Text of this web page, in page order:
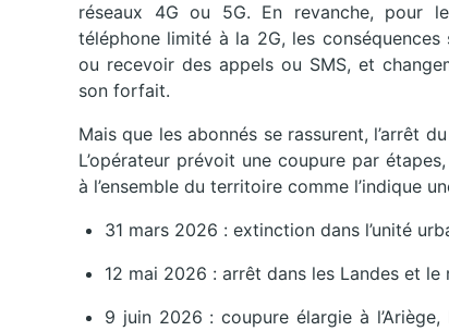
réseaux 4G ou 5G. En revanche, pour
téléphone limité à la 2G, les
ou recevoir des appels ou SMS, et
son forfait.
Mais que les abonnés se rassurent, l’arrêt
L’opérateur prévoit une coupure par
à l’ensemble du territoire comme l’indique
31 mars 2026 : extinction dans l’unité
12 mai 2026 : arrêt dans les Landes et
9 juin 2026 : coupure élargie à